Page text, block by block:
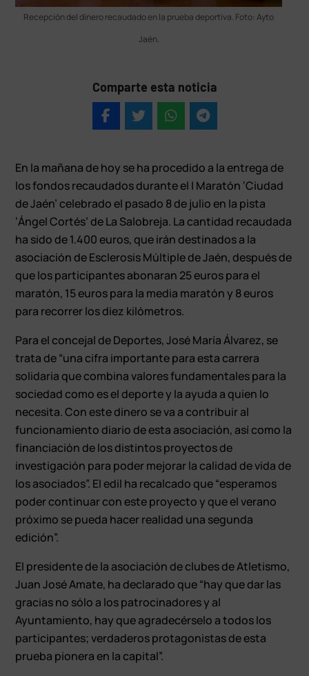
Recepción del dinero recaudado en la prueba deportiva. Foto: Ayto
Jaén.
Comparte esta noticia
En la mañana de hoy se ha procedido a la entrega de
los fondos recaudados durante el I Maratón ‘Ciudad
de Jaén’ celebrado el pasado 8 de julio en la pista
‘Ángel Cortés’ de La Salobreja. La cantidad recaudada
ha sido de 1.400 euros, que irán destinados a la
asociación de Esclerosis Múltiple de Jaén, después de
que los participantes abonaran 25 euros para el
maratón, 15 euros para la media maratón y 8 euros
para recorrer los diez kilómetros.
Para el concejal de Deportes, José María Álvarez, se
trata de “una cifra importante para esta carrera
solidaria que combina valores fundamentales para la
sociedad como es el deporte y la ayuda a quien lo
necesita. Con este dinero se va a contribuir al
funcionamiento diario de esta asociación, así como la
financiación de los distintos proyectos de
investigación para poder mejorar la calidad de vida de
los asociados”. El edil ha recalcado que “esperamos
poder continuar con este proyecto y que el verano
próximo se pueda hacer realidad una segunda
edición”.
El presidente de la asociación de clubes de Atletismo,
Juan José Amate, ha declarado que “hay que dar las
gracias no sólo a los patrocinadores y al
Ayuntamiento, hay que agradecérselo a todos los
participantes; verdaderos protagonistas de esta
prueba pionera en la capital”.